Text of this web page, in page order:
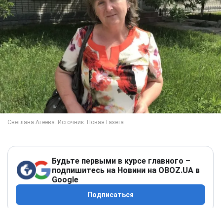
Будьте первыми в курсе главного –
подпишитесь на Новини на OBOZ.UA в
Google
Подписаться